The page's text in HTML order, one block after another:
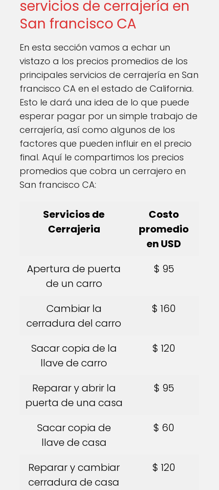
servicios de cerrajería en
San francisco CA
En esta sección vamos a echar un
vistazo a los precios promedios de los
principales servicios de cerrajería en San
francisco CA en el estado de California.
Esto le dará una idea de lo que puede
esperar pagar por un simple trabajo de
cerrajería, así como algunos de los
factores que pueden influir en el precio
final. Aquí le compartimos los precios
promedios que cobra un cerrajero en
San francisco CA:
Servicios de
Cerrajeria
Costo
promedio
en USD
Apertura de puerta
de un carro
$ 95
Cambiar la
cerradura del carro
$ 160
Sacar copia de la
llave de carro
$ 120
Reparar y abrir la
puerta de una casa
$ 95
Sacar copia de
llave de casa
$ 60
Reparar y cambiar
cerradura de casa
$ 120